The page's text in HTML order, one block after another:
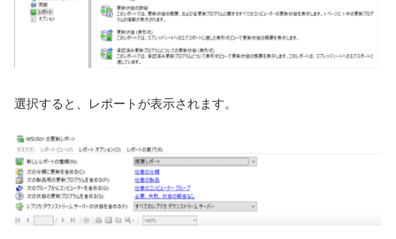
選択すると、レポートが表示されます。